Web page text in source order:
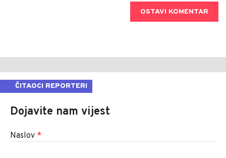
OSTAVI KOMENTAR
ČITAOCI REPORTERI
Dojavite nam vijest
Naslov *